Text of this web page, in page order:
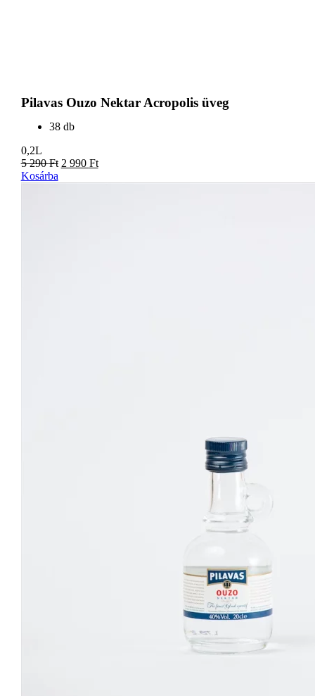
Pilavas Ouzo Nektar Acropolis üveg
38 db
0,2L
5 290Ft 2 990 Ft
Kosárba